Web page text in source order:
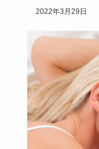
癒したいと思う…
2022年3月29日